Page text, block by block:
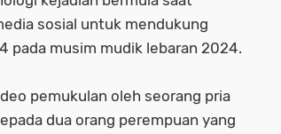
sosial untuk mendukung
pada musim mudik lebaran 2024.
pemukulan oleh seorang pria
dua orang perempuan yang